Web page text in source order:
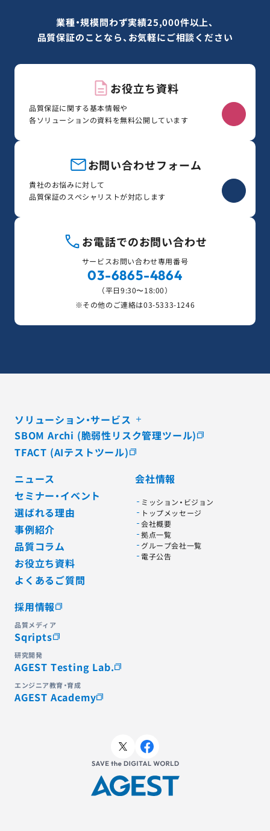
業種・規模問わず実績25,000件以上、
品質保証のことなら、お気軽にご相談ください
お役立ち資料
品質保証に関する基本情報や
各ソリューションの資料を無料公開しています
お問い合わせフォーム
貴社のお悩みに対して
品質保証のスペシャリストが対応します
お電話でのお問い合わせ
サービスお問い合わせ専用番号
03-6865-4864
（平日9:30〜18:00）
※その他のご連絡は03-5333-1246
ソリューション・サービス
SBOM Archi (脆弱性リスク管理ツール)
TFACT (AIテストツール)
ニュース
セミナー・イベント
選ばれる理由
事例紹介
品質コラム
お役立ち資料
よくあるご質問
会社情報
ミッション・ビジョン
トップメッセージ
会社概要
拠点一覧
グループ会社一覧
電子公告
採用情報
品質メディア
Sqripts
研究開発
AGEST Testing Lab.
エンジニア教育・育成
AGEST Academy